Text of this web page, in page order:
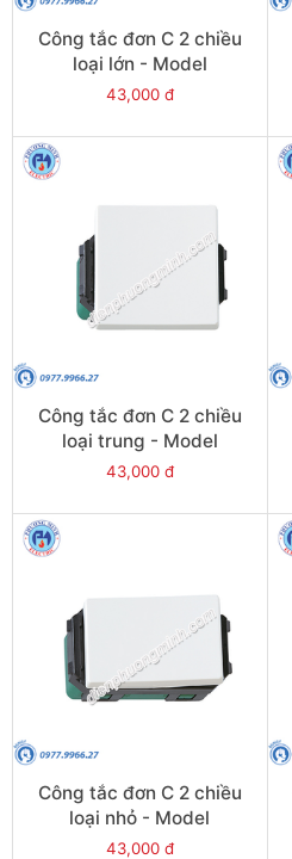
Công tắc đơn C 2 chiều
loại lớn - Model
WEVH5512
43,000 đ
Công tắc đơn C 2 chiều
loại trung - Model
WEVH5522-7
43,000 đ
Công tắc đơn C 2 chiều
loại nhỏ - Model
WEVH5532-7
43,000 đ